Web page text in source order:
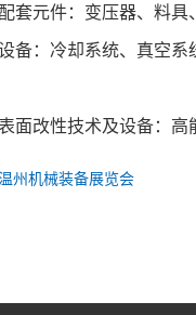
元件：变压器、料具
：冷却系统、真空系
改性技术及设备：高
州机械装备展览会